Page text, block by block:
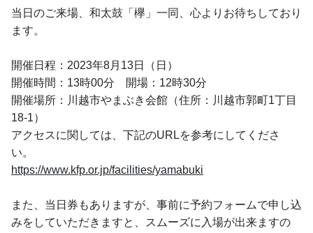
当日のご来場、和太鼓「欅」一同、心よりお待ちしており
ます。
開催日程：2023年8月13日（日）
開催時間：13時00分　開場：12時30分
開催場所：川越市やまぶき会館（住所：川越市郭町1丁目
18-1）
アクセスに関しては、下記のURLを参考にしてくださ
い。
https://www.kfp.or.jp/facilities/yamabuki
また、当日券もありますが、事前に予約フォームで申し込
みをしていただきますと、スムーズに入場が出来ますの